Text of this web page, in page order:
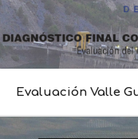
Evaluación Valle